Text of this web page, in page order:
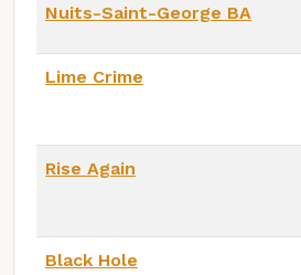
Nuits-Saint-George BA
Lime Crime
Rise Again
Black Hole